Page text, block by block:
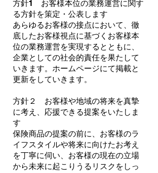
方針1 お客様本位の業務運営に関す
る方針を策定・公表します
あらゆるお客様の接点において、徹
底したお客様視点に基づくお客様本
位の業務運営を実現するとともに、
企業としての社会的責任を果たして
いきます。ホームページにて掲載と
更新をしていきます。
方針２ お客様や地域の将来を真摯
に考え、応援できる提案をいたしま
す
保険商品の提案の前に、お客様のラ
イフスタイルや将来に向けたお考え
を丁寧に伺い、お客様の現在の立場
から未来に起こりうるリスクをしっ